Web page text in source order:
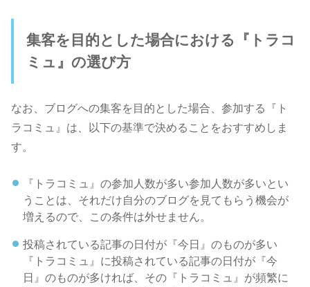
集客を目的とした場合における『トラコ
ミュ』の選び方
なお、ブログへの集客を目的とした場合、参加する『ト
ラコミュ』は、以下の基準で決めることをおすすめしま
す。
『トラコミュ』の参加人数が多い参加人数が多いとい
うことは、それだけ自分のブログを見てもらう機会が
増えるので、この条件は外せません。
投稿されている記事の日付が『今日』のものが多い
『トラコミュ』に投稿されている記事の日付が『今
日』のものが多ければ、その『トラコミュ』が頻繁に